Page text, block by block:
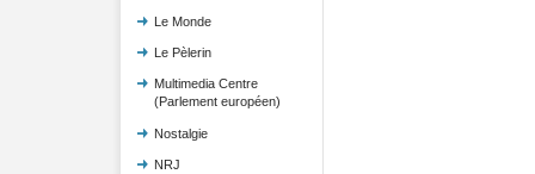
Le Monde
Le Pèlerin
Multimedia Centre
(Parlement européen)
Nostalgie
NRJ